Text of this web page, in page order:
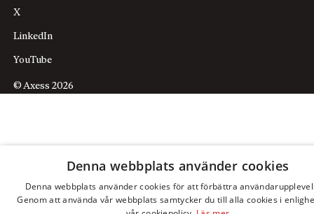
X
LinkedIn
YouTube
© Axess 2026
Denna webbplats använder cookies
Denna webbplats använder cookies för att förbättra
Genom att använda vår webbplats samtycker du till alla cookies i